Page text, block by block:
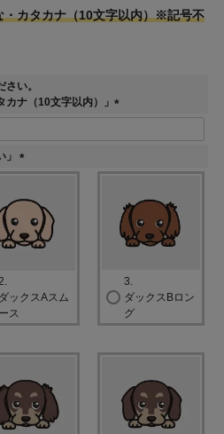
・カタカナ（10文字以内）※記号不
い。
ナ（10文字以内）」
(
)
」
(
2.
ダックスAスム
ース
3.
ダックスBロン
グ